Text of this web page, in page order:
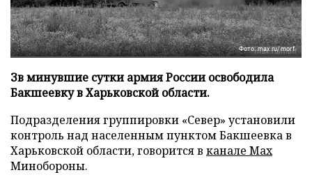
Фото: max.ru/morf
Зв минувшие сутки армия России освободила
Бакшеевку в Харьковской области.
Подразделения группировки «Север» установили
контроль над населенным пунктом Бакшеевка в
Харьковской области, говорится в канале Max
Минобороны.